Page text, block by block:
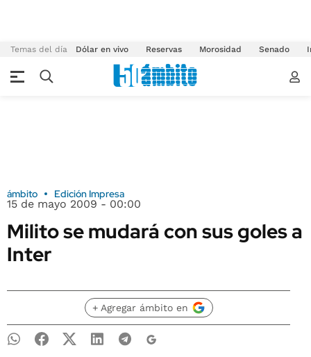
Temas del día Dólar en vivo Reservas Morosidad Senado
ámbito Edición Impresa
15 de mayo 2009 - 00:00
Milito se mudará con sus goles a
Inter
+ Agregar ámbito en